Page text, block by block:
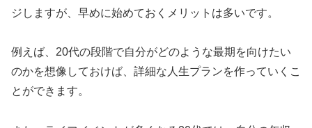
ジしますが、早めに始めておくメリットは多いです。
例えば、20代の段階で自分がどのような最期を向けたい
のかを想像しておけば、詳細な人生プランを作っていくこ
とができます。